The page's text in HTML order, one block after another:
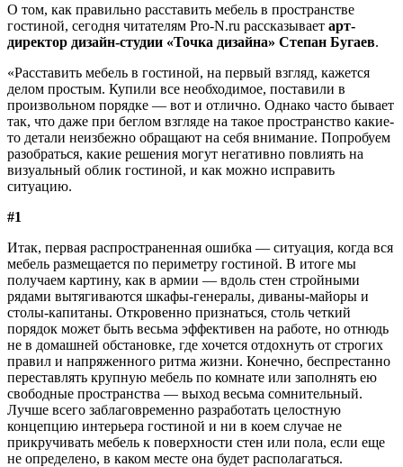
О том, как правильно расставить мебель в пространстве
гостиной, сегодня читателям Pro-N.ru рассказывает арт-
директор дизайн-студии «Точка дизайна» Степан Бугаев.
«Расставить мебель в гостиной, на первый взгляд, кажется
делом простым. Купили все необходимое, поставили в
произвольном порядке — вот и отлично. Однако часто бывает
так, что даже при беглом взгляде на такое пространство какие-
то детали неизбежно обращают на себя внимание. Попробуем
разобраться, какие решения могут негативно повлиять на
визуальный облик гостиной, и как можно исправить
ситуацию.
#1
Итак, первая распространенная ошибка — ситуация, когда вся
мебель размещается по периметру гостиной. В итоге мы
получаем картину, как в армии — вдоль стен стройными
рядами вытягиваются шкафы-генералы, диваны-майоры и
столы-капитаны. Откровенно признаться, столь четкий
порядок может быть весьма эффективен на работе, но отнюдь
не в домашней обстановке, где хочется отдохнуть от строгих
правил и напряженного ритма жизни. Конечно, беспрестанно
переставлять крупную мебель по комнате или заполнять ею
свободные пространства — выход весьма сомнительный.
Лучше всего заблаговременно разработать целостную
концепцию интерьера гостиной и ни в коем случае не
прикручивать мебель к поверхности стен или пола, если еще
не определено, в каком месте она будет располагаться.